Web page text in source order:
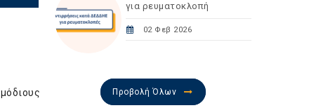
για ρευματοκλοπή
02 Φεβ 2026
Προβολή Όλων